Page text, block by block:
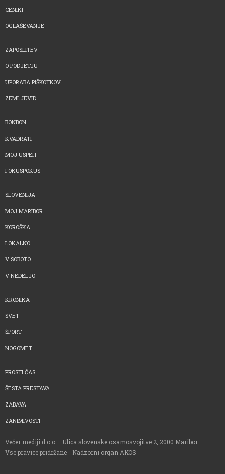
CENIKI
OGLAŠEVANJE
ZAPOSLITEV
O PODJETJU
UPORABA PIŠKOTKOV
ZEMLJEVID
BONBON
KVADRATI
MOJ USPEH
FOKUSPOKUS
SLOVENIJA
MOJ MARIBOR
KOROŠKA
LOKALNO
V SOBOTO
V NEDELJO
KRONIKA
SVET
ŠPORT
NOGOMET
PROSTI ČAS
ŠESTA PRESTAVA
ZABAVA
ZANIMIVOSTI
Večer mediji d.o.o.
Ulica slovenske osamosvojitve 2, 2000 Maribor
Vse pravice pridržane
Nadzorni organ AKOS